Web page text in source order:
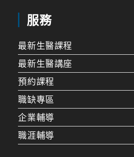
服務
最新生醫課程
最新生醫講座
預約課程
職缺專區
企業輔導
職涯輔導